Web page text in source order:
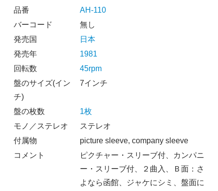
品番
AH-110
バーコード
無し
発売国
日本
発売年
1981
回転数
45rpm
盤のサイズ(イン
チ)
7インチ
盤の枚数
1枚
モノ／ステレオ
ステレオ
付属物
picture sleeve, company sleeve
コメント
ピクチャー・スリーブ付、カンパニ
ー・スリーブ付、２曲入、Ｂ面：さ
よなら函館、ジャケにシミ、盤面に